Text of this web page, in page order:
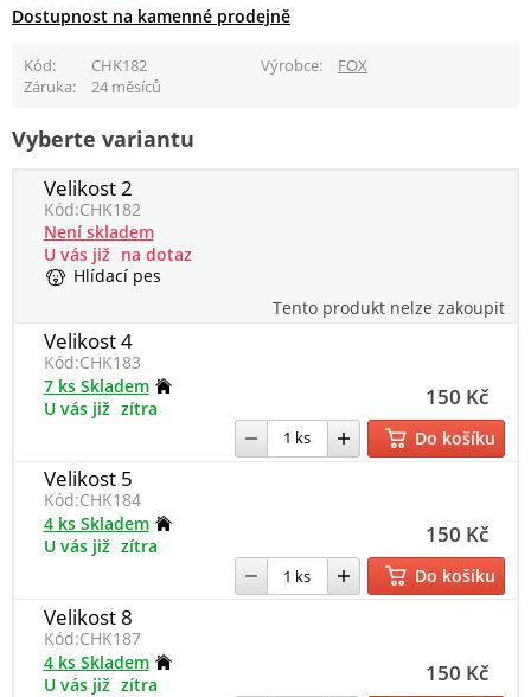
Dostupnost na kamenné prodejně
Kód CHK182 Výrobce
FOX
Záruka
24 měsíců
Vyberte variantu
Velikost 2
Kód:CHK182
Není skladem
U vás již na dotaz
Hlídací pes
Tento produkt nelze zakoupit
Velikost 4
Kód:CHK183
150 Kč
7 ks Skladem
U vás již zítra
Do košíku
Velikost 5
Kód:CHK184
150 Kč
4 ks Skladem
U vás již zítra
Do košíku
Velikost 8
Kód:CHK187
150 Kč
4 ks Skladem
U vás již zítra